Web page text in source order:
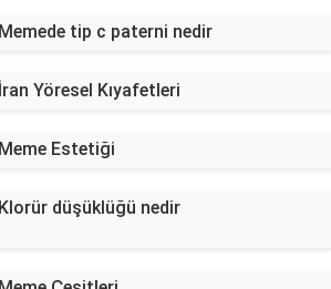
Memede tip c paterni nedir
İran Yöresel Kıyafetleri
Meme Estetiği
Klorür düşüklüğü nedir